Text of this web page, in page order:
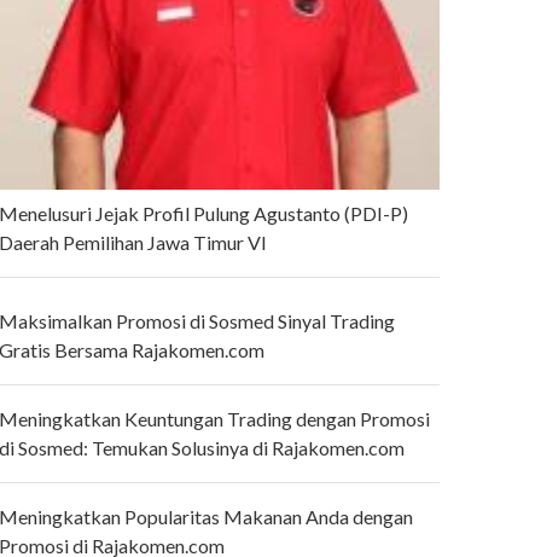
Jejak Profil Pulung Agustanto (PDI-P)
Pemilihan Jawa Timur VI
Promosi di Sosmed Sinyal Trading
Bersama Rajakomen.com
Keuntungan Trading dengan Promosi
Sosmed: Temukan Solusinya di Rajakomen.com
Popularitas Makanan Anda dengan
di Rajakomen.com